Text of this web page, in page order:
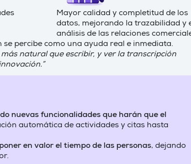
Mayor calidad y completitud de los
datos, mejorando la trazabilidad y
análisis de las relaciones
percibe como una ayuda real e inmediata.
más natural que escribir, y ver la transcripción
nuevas funcionalidades que harán que el
automática de actividades y citas hasta
en valor el tiempo de las personas, dejando